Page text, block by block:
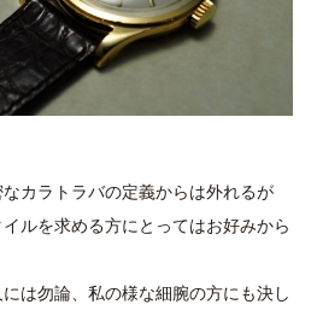
なカラトラバの定義からは外れるが
ルを求める方にとってはお好みから
は勿論、私の様な細腕の方にも決し